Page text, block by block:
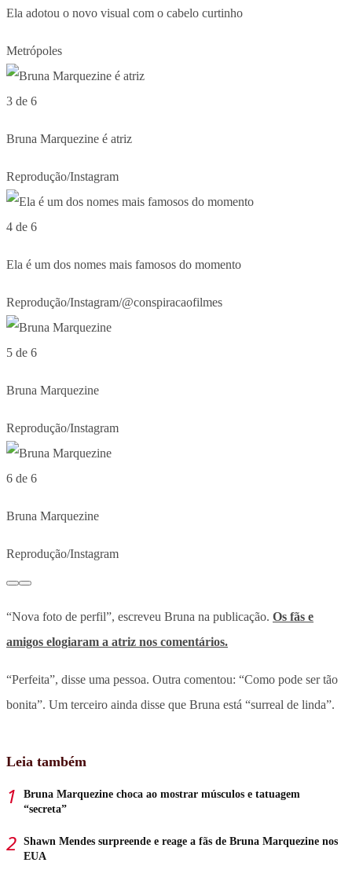
Ela adotou o novo visual com o cabelo curtinho
Metrópoles
3 de 6
Bruna Marquezine é atriz
Reprodução/Instagram
4 de 6
Ela é um dos nomes mais famosos do momento
Reprodução/Instagram/@conspiracaofilmes
5 de 6
Bruna Marquezine
Reprodução/Instagram
6 de 6
Bruna Marquezine
Reprodução/Instagram
“Nova foto de perfil”, escreveu Bruna na publicação. Os fãs e
amigos elogiaram a atriz nos comentários.
“Perfeita”, disse uma pessoa. Outra comentou: “Como pode ser tão
bonita”. Um terceiro ainda disse que Bruna está “surreal de linda”.
Leia também
Bruna Marquezine choca ao mostrar músculos e tatuagem
“secreta”
Shawn Mendes surpreende e reage a fãs de Bruna Marquezine nos
EUA